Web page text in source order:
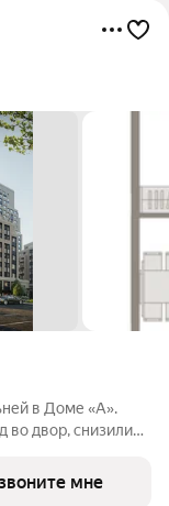
в Доме «А».
во двор, снизили
с ЦАО, рядом
мне